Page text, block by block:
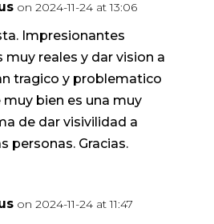
on 2024-11-24 at 13:06
Impresionantes
reales y dar vision a
tragico y problematico
muy bien es una muy
de dar visivilidad a
personas. Gracias.
on 2024-11-24 at 11:47